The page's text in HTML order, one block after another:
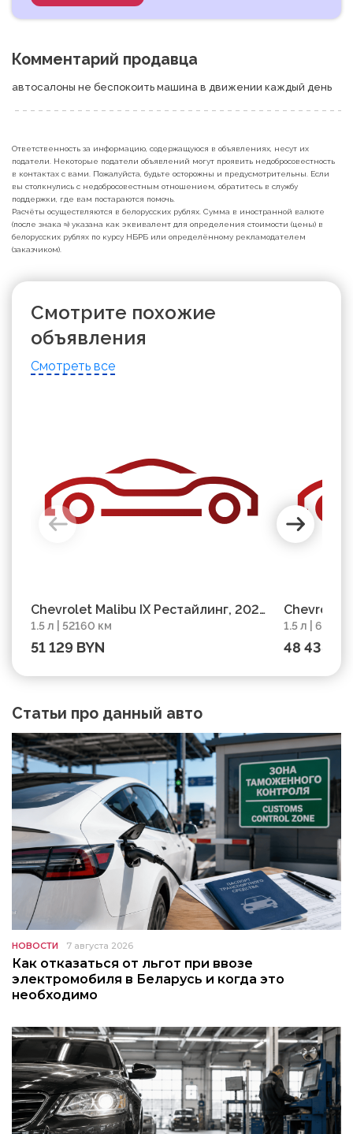
Комментарий продавца
автосалоны не беспокоить машина в движении каждый день
Ответственность за информацию, содержащуюся в объявлениях, несут их
податели. Некоторые податели объявлений могут проявить недобросовестность
в контактах с вами. Пожалуйста, будьте осторожны и предусмотрительны. Если
вы столкнулись с недобросовестным отношением, обратитесь в службу
поддержки, где вам постараются помочь.
Расчёты осуществляются в белорусских рублях. Сумма в иностранной валюте
(после знака ≈) указана как эквивалент для определения стоимости (цены) в
белорусских рублях по курсу НБРБ или определённому рекламодателем
(заказчиком).
Смотрите похожие
объявления
Смотреть все
Chevrolet Malibu IX Рестайлинг, 2022,
пробег 52160 км
1.5 л | 52160 км
51 129 BYN
Chevrolet
пробег
1.5 л |
48 438
Статьи про данный авто
НОВОСТИ 7 августа 2026
Как отказаться от льгот при ввозе
электромобиля в Беларусь и когда это
необходимо